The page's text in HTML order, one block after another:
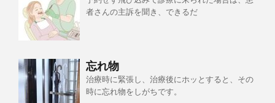
者さんの主訴を聞き、できるだ
忘れ物
治療時に緊張し、治療後にホッとすると、その
時に忘れ物をしがちです。